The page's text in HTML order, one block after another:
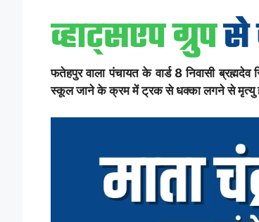
फतेहपुर वाला पंचायत के वार्ड 8 निवासी
स्कूल जाने के क्रम में ट्रक से धक्का लगने से मृत्यु हो